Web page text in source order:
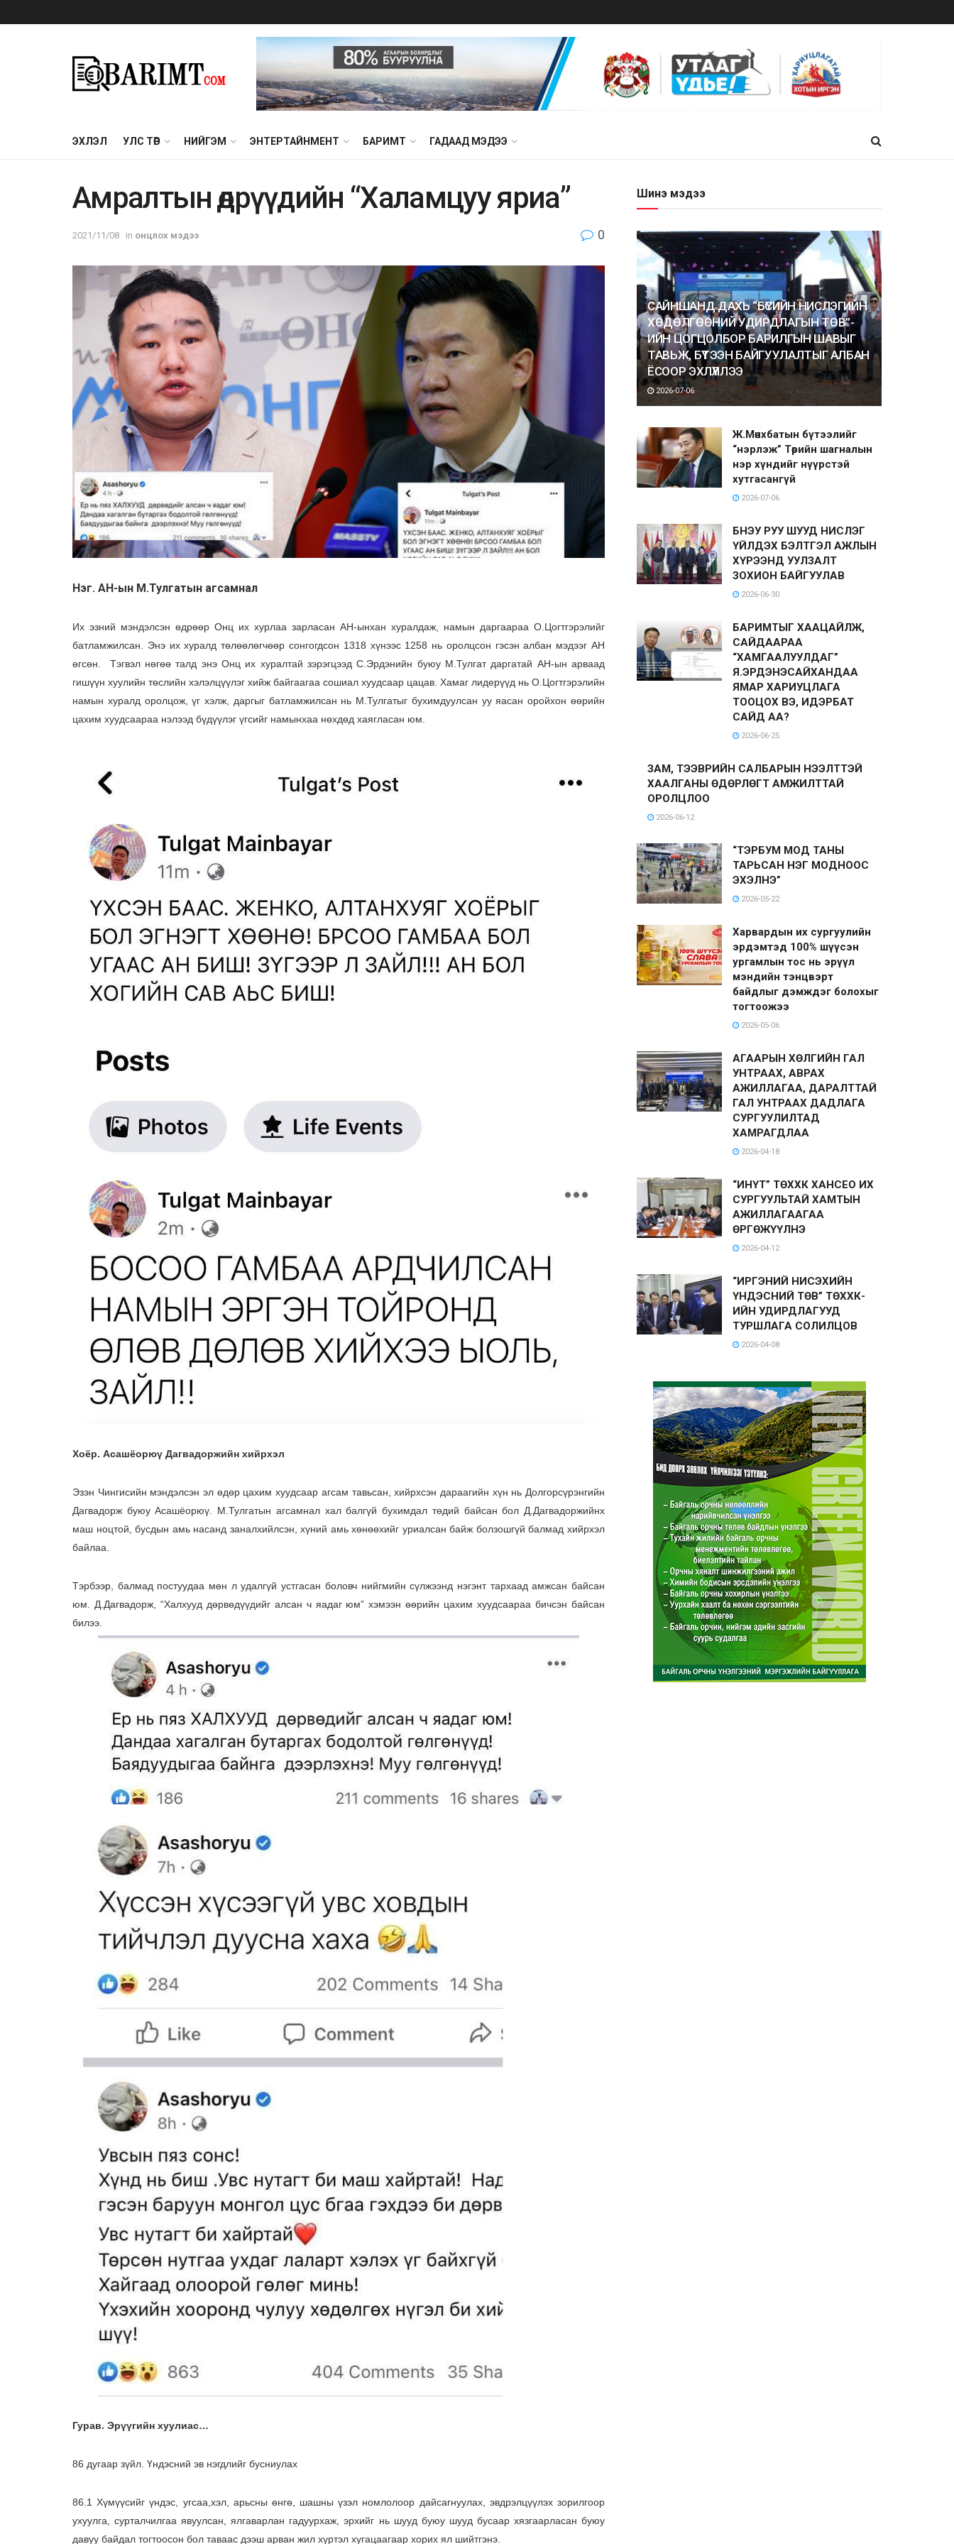
ЭХЛЭЛ УЛС ТӨР НИЙГЭМ ЭНТЕРТАЙНМЕНТ БАРИМТ ГАДААД МЭДЭЭ
Амралтын өдрүүдийн “Халамцуу яриа”
2021/11/08 in онцлох мэдээ 0
Нэг. АН-ын М.Тулгатын агсамнал
Их эзний мэндэлсэн өдрөөр Онц их хурлаа зарласан АН-ынхан хуралдаж, намын даргаараа О.Цогтгэрэлийг
батламжилсан. Энэ их хуралд төлөөлөгчөөр сонгогдсон 1318 хүнээс 1258 нь оролцсон гэсэн албан мэдээг АН
өгсөн. Тэгвэл нөгөө талд энэ Онц их хуралтай зэрэгцээд С.Эрдэнийн буюу М.Тулгат даргатай АН-ын арваад
гишүүн хуулийн төслийн хэлэлцүүлэг хийж байгаагаа сошиал хуудсаар цацав. Хамаг лидерүүд нь О.Цогтгэрэлийн
намын хуралд оролцож, үг хэлж, даргыг батламжилсан нь М.Тулгатыг бухимдуулсан уу яасан оройхон өөрийн
цахим хуудсаараа нэлээд бүдүүлэг үгсийг намынхаа нөхдөд хаягласан юм.
Хоёр. Асашёорюү Дагвадоржийн хийрхэл
Эзэн Чингисийн мэндэлсэн эл өдөр цахим хуудсаар агсам тавьсан, хийрхсэн дараагийн хүн нь Долгорсүрэнгийн
Дагвадорж буюу Асашёорюү. М.Тулгатын агсамнал хал балгүй бухимдал төдий байсан бол Д.Дагвадоржийнх
маш ноцтой, бусдын амь насанд заналхийлсэн, хүний амь хөнөөхийг уриалсан байж болзошгүй балмад хийрхэл
байлаа.
Тэрбээр, балмад постуудаа мөн л удалгүй устгасан боловч нийгмийн сүлжээнд нэгэнт тархаад амжсан байсан
юм. Д.Дагвадорж, “Халхууд дөрвөдүүдийг алсан ч яадаг юм” хэмээн өөрийн цахим хуудсаараа бичсэн байсан
билээ.
Гурав. Эрүүгийн хуулиас…
86 дугаар зүйл. Үндэсний эв нэгдлийг бусниулах
86.1 Хүмүүсийг үндэс, угсаа,хэл, арьсны өнгө, шашны үзэл номлолоор дайсагнуулах, эвдрэлцүүлэх зорилгоор
ухуулга, сурталчилгаа явуулсан, ялгаварлан гадуурхаж, эрхийг нь шууд буюу шууд бусаар хязгаарласан буюу
давуу байдал тогтоосон бол таваас дээш арван жил хүртэл хугацаагаар хорих ял шийтгэнэ.
Шинэ мэдээ
САЙНШАНД ДАХЬ “БҮСИЙН НИСЛЭГИЙН
ХӨДӨЛГӨӨНИЙ УДИРДЛАГЫН ТӨВ”-
ИЙН ЦОГЦОЛБОР БАРИЛГЫН ШАВЫГ
ТАВЬЖ, БҮТЭЭН БАЙГУУЛАЛТЫГ АЛБАН
ЁСООР ЭХЛҮҮЛЛЭЭ
2026-07-06
Ж.Мөнхбатын бүтээлийг
“нэрлэж” Төрийн шагналын
нэр хүндийг нүүрстэй
хутгасангүй
2026-07-06
БНЭУ РУУ ШУУД НИСЛЭГ
ҮЙЛДЭХ БЭЛТГЭЛ АЖЛЫН
ХҮРЭЭНД УУЛЗАЛТ
ЗОХИОН БАЙГУУЛАВ
2026-06-30
БАРИМТЫГ ХААЦАЙЛЖ,
САЙДААРАА
“ХАМГААЛУУЛДАГ”
Я.ЭРДЭНЭСАЙХАНДАА
ЯМАР ХАРИУЦЛАГА
ТООЦОХ ВЭ, ИДЭРБАТ
САЙД АА?
2026-06-25
ЗАМ, ТЭЭВРИЙН САЛБАРЫН НЭЭЛТТЭЙ
ХААЛГАНЫ ӨДӨРЛӨГТ АМЖИЛТТАЙ
ОРОЛЦЛОО
2026-06-12
“ТЭРБУМ МОД ТАНЫ
ТАРЬСАН НЭГ МОДНООС
ЭХЭЛНЭ”
2026-05-22
Харвардын их сургуулийн
эрдэмтэд 100% шүүсэн
ургамлын тос нь эрүүл
мэндийн тэнцвэрт
байдлыг дэмждэг болохыг
тогтоожээ
2026-05-06
АГААРЫН ХӨЛГИЙН ГАЛ
УНТРААХ, АВРАХ
АЖИЛЛАГАА, ДАРАЛТТАЙ
ГАЛ УНТРААХ ДАДЛАГА
СУРГУУЛИЛТАД
ХАМРАГДЛАА
2026-04-18
“ИНҮТ” ТӨХХК ХАНСЕО ИХ
СУРГУУЛЬТАЙ ХАМТЫН
АЖИЛЛАГААГАА
ӨРГӨЖҮҮЛНЭ
2026-04-12
“ИРГЭНИЙ НИСЭХИЙН
ҮНДЭСНИЙ ТӨВ” ТӨХХК-
ИЙН УДИРДЛАГУУД
ТУРШЛАГА СОЛИЛЦОВ
2026-04-08